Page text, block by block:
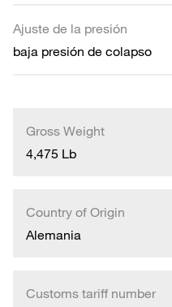
Ajuste de la presión
baja presión de colapso
Gross Weight
4,475 Lb
Country of Origin
Alemania
Customs tariff number